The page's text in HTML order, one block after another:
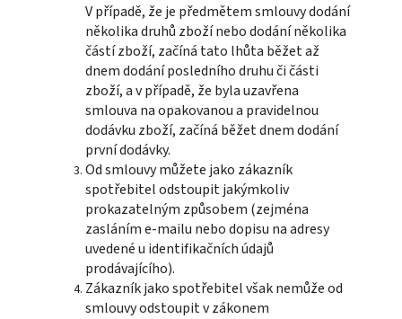
V případě, že je předmětem smlouvy dodání
několika druhů zboží nebo dodání několika
částí zboží, začíná tato lhůta běžet až
dnem dodání posledního druhu či části
zboží, a v případě, že byla uzavřena
smlouva na opakovanou a pravidelnou
dodávku zboží, začíná běžet dnem dodání
první dodávky.
Od smlouvy můžete jako zákazník
spotřebitel odstoupit jakýmkoliv
prokazatelným způsobem (zejména
zasláním e-mailu nebo dopisu na adresy
uvedené u identifikačních údajů
prodávajícího).
Zákazník jako spotřebitel však nemůže od
smlouvy odstoupit v zákonem